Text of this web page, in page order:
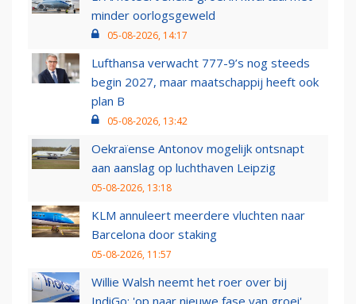
minder oorlogsgeweld
05-08-2026, 14:17
Lufthansa verwacht 777-9’s nog steeds
begin 2027, maar maatschappij heeft ook
plan B
05-08-2026, 13:42
Oekraïense Antonov mogelijk ontsnapt
aan aanslag op luchthaven Leipzig
05-08-2026, 13:18
KLM annuleert meerdere vluchten naar
Barcelona door staking
05-08-2026, 11:57
Willie Walsh neemt het roer over bij